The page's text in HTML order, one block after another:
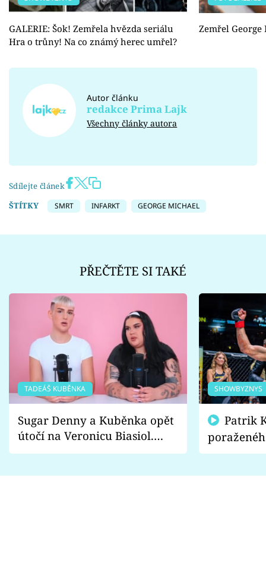
GALERIE: Šok! Zemřela hvězda seriálu
Hra o trůny! Na co známý herec umřel?
Zemřel George
Autor článku
redakce Prima Lajk
Všechny články autora
Sdílejte článek
ŠTÍTKY
SMRT INFARKT GEORGE MICHAEL
PŘEČTĚTE SI TAKÉ
TADEÁŠ KUBĚNKA
Sugar Denny a Kuběnka opět
útočí na Veronicu Biasiol.
Proč je podle nich falešná a
SHOWBYZNYS
fanoušci